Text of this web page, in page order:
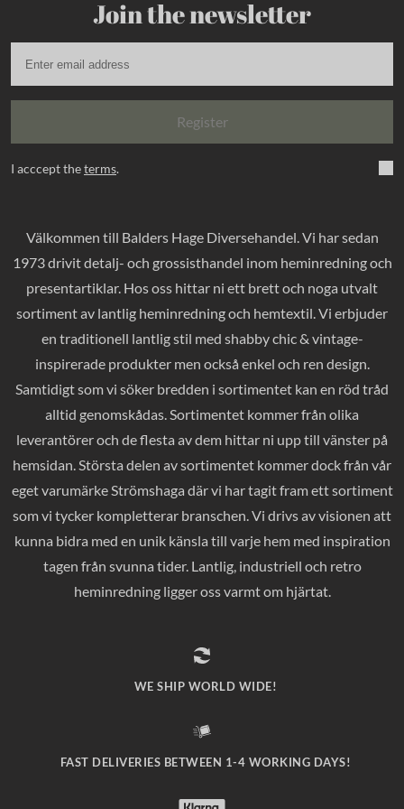
Join the newsletter
Register
I acccept theterms.
Välkommen till Balders Hage Diversehandel. Vi har sedan
1973 drivit detalj- och grossisthandel inom heminredning och
presentartiklar. Hos oss hittar ni ett brett och noga utvalt
sortiment av lantlig heminredning och hemtextil. Vi erbjuder
en traditionell lantlig stil med shabby chic & vintage-
inspirerade produkter men också enkel och ren design.
Samtidigt som vi söker bredden i sortimentet kan en röd tråd
alltid genomskådas. Sortimentet kommer från olika
leverantörer och de flesta av dem hittar ni upp till vänster på
hemsidan. Största delen av sortimentet kommer dock från vår
eget varumärke Strömshaga där vi har tagit fram ett sortiment
som vi tycker kompletterar branschen. Vi drivs av visionen att
kunna bidra med en unik känsla till varje hem med inspiration
tagen från svunna tider. Lantlig, industriell och retro
heminredning ligger oss varmt om hjärtat.
WE SHIP WORLD WIDE!
FAST DELIVERIES BETWEEN 1-4 WORKING DAYS!